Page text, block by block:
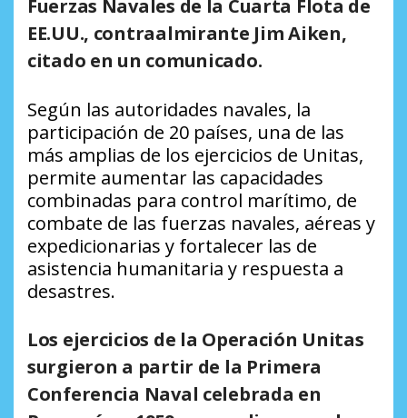
Fuerzas Navales de la Cuarta Flota de
EE.UU., contraalmirante Jim Aiken,
citado en un comunicado.
Según las autoridades navales, la
participación de 20 países, una de las
más amplias de los ejercicios de Unitas,
permite aumentar las capacidades
combinadas para control marítimo, de
combate de las fuerzas navales, aéreas y
expedicionarias y fortalecer las de
asistencia humanitaria y respuesta a
desastres.
Los ejercicios de la Operación Unitas
surgieron a partir de la Primera
Conferencia Naval celebrada en